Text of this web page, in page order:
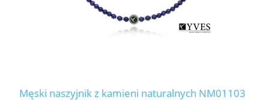
Męski naszyjnik z kamieni naturalnych NM01103